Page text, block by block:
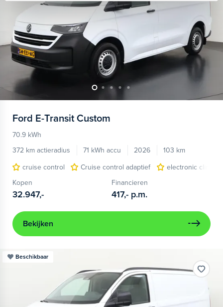
Ford E-Transit Custom
70.9 kWh
372 km actieradius
71 kWh accu 2026
103 km
cruise control
Cruise control adaptief
electronic climate
Kopen
32.947,-
Financieren
417,- p.m.
Bekijken
Beschikbaar